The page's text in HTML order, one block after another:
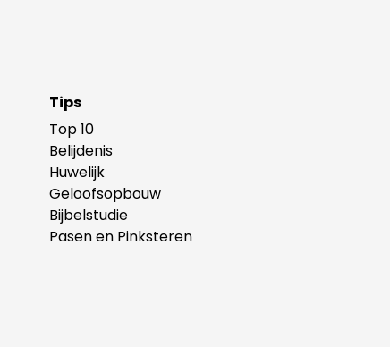
Tips
Top 10
Belijdenis
Huwelijk
Geloofsopbouw
Bijbelstudie
Pasen en Pinksteren